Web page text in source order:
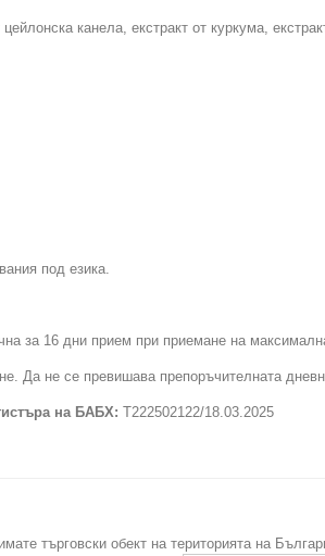
канела, екстракт от куркума,
под езика.
за 16 дни прием при приемане на
Да не се превишава препоръчителната
на БАБХ: Т222502122/18.03.2025
търговски обект на територията на